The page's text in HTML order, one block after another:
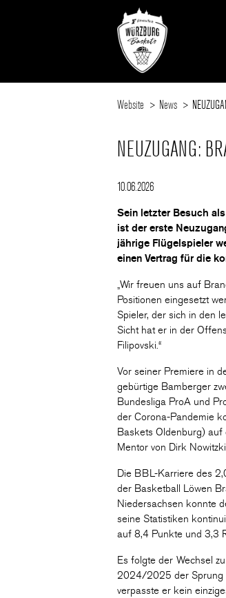
Website News
NEUZUGANG:
10.06.2026
Sein letzter Besuch
ist der erste
jährige Flügelspieler
einen Vertrag für die
„Wir freuen uns auf
Positionen eingesetzt
Spieler, der sich in den
Sicht hat er in der
Filipovski.“
Vor seiner Premiere in
gebürtige Bamberger
Bundesliga ProA und
der Corona-Pandemie
Baskets Oldenburg) auf
Mentor von Dirk
Die BBL-Karriere des
der Basketball Löwen
Niedersachsen konnte
seine Statistiken
auf 8,4 Punkte und 3,3
Es folgte der Wechsel
2024/2025 der Sprung
verpasste er kein